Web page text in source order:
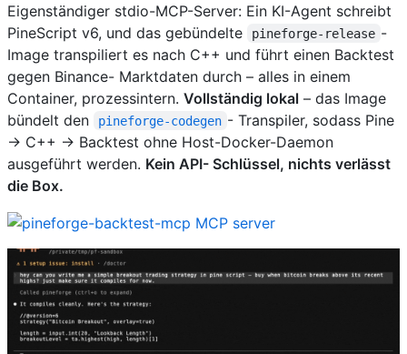
Eigenständiger stdio-MCP-Server: Ein KI-Agent schreibt
PineScript v6, und das gebündelte
pineforge-release -
Image transpiliert es nach C++ und führt einen Backtest
gegen Binance- Marktdaten durch – alles in einem
Container, prozessintern. Vollständig lokal – das Image
bündelt den
pineforge-codegen - Transpiler, sodass Pine
→ C++ → Backtest ohne Host-Docker-Daemon
ausgeführt werden. Kein API- Schlüssel, nichts verlässt
die Box.